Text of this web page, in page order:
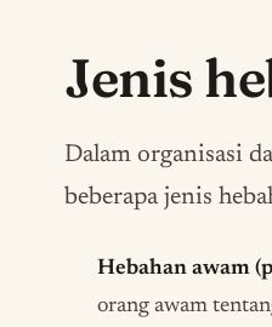
Jenis
Dalam organisasi
beberapa jenis
Hebahan awam
orang awam